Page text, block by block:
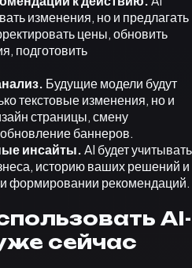
изменения, но и предлагать
цены, обновить
подготовить
Будущие модели будут
текстовые изменения, но и
страницы, смену
баннеров.
инсайты.AI будет учитывать
историю ваших решений и
формировании рекомендаций.
AI-
сейчас